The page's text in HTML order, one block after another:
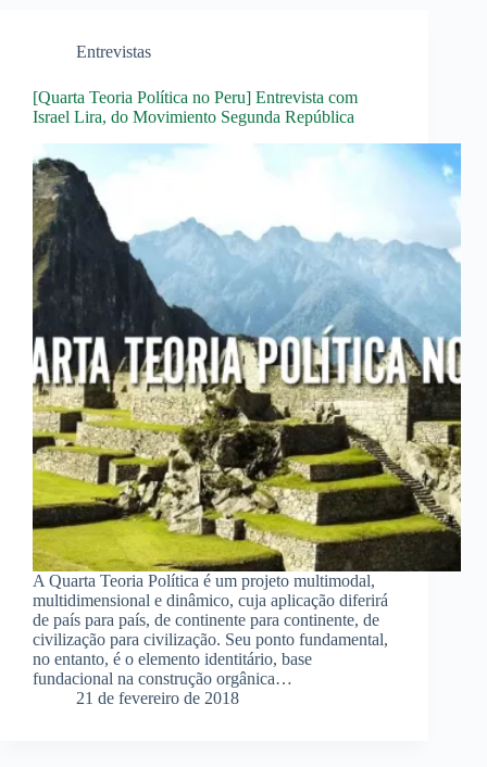
Entrevistas
[Quarta Teoria Política no Peru] Entrevista com
Israel Lira, do Movimiento Segunda República
A Quarta Teoria Política é um projeto multimodal,
multidimensional e dinâmico, cuja aplicação diferirá
de país para país, de continente para continente, de
civilização para civilização. Seu ponto fundamental,
no entanto, é o elemento identitário, base
fundacional na construção orgânica…
21 de fevereiro de 2018